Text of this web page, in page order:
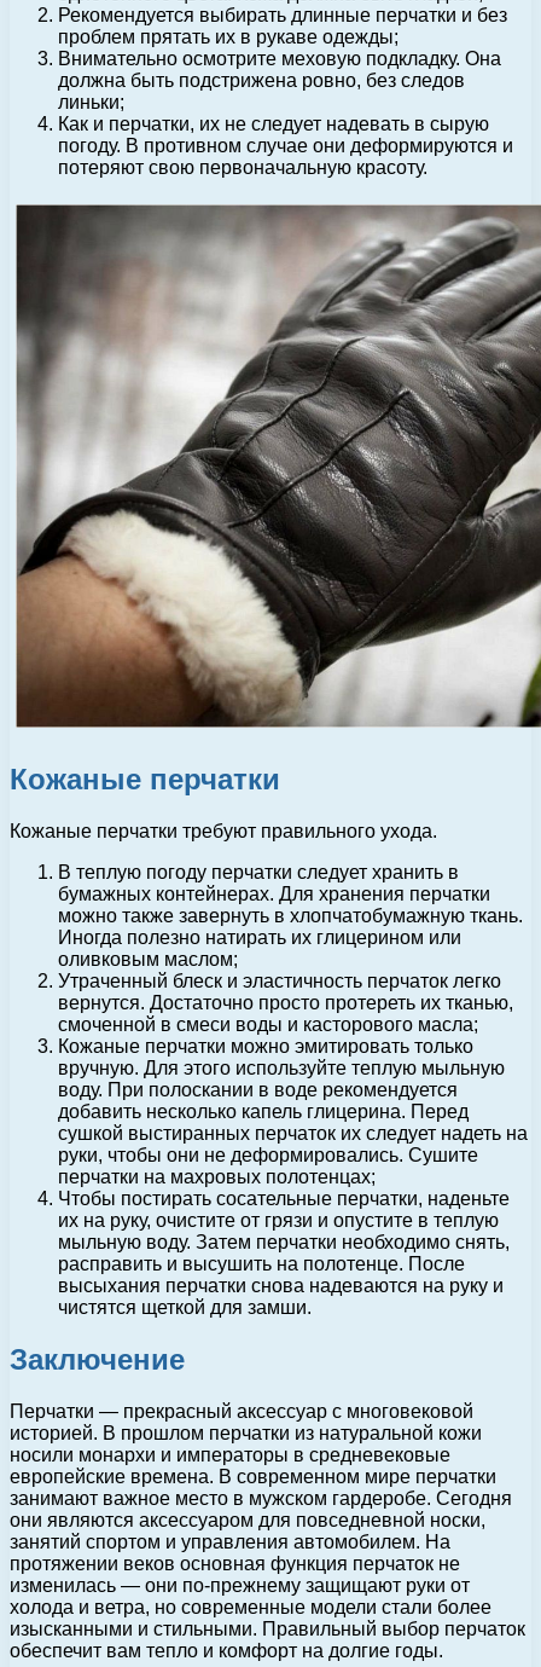
Рекомендуется выбирать длинные перчатки и без
проблем прятать их в рукаве одежды;
Внимательно осмотрите меховую подкладку. Она
должна быть подстрижена ровно, без следов
линьки;
Как и перчатки, их не следует надевать в сырую
погоду. В противном случае они деформируются и
потеряют свою первоначальную красоту.
Кожаные перчатки
Кожаные перчатки требуют правильного ухода.
В теплую погоду перчатки следует хранить в
бумажных контейнерах. Для хранения перчатки
можно также завернуть в хлопчатобумажную ткань.
Иногда полезно натирать их глицерином или
оливковым маслом;
Утраченный блеск и эластичность перчаток легко
вернутся. Достаточно просто протереть их тканью,
смоченной в смеси воды и касторового масла;
Кожаные перчатки можно эмитировать только
вручную. Для этого используйте теплую мыльную
воду. При полоскании в воде рекомендуется
добавить несколько капель глицерина. Перед
сушкой выстиранных перчаток их следует надеть на
руки, чтобы они не деформировались. Сушите
перчатки на махровых полотенцах;
Чтобы постирать сосательные перчатки, наденьте
их на руку, очистите от грязи и опустите в теплую
мыльную воду. Затем перчатки необходимо снять,
расправить и высушить на полотенце. После
высыхания перчатки снова надеваются на руку и
чистятся щеткой для замши.
Заключение
Перчатки — прекрасный аксессуар с многовековой
историей. В прошлом перчатки из натуральной кожи
носили монархи и императоры в средневековые
европейские времена. В современном мире перчатки
занимают важное место в мужском гардеробе. Сегодня
они являются аксессуаром для повседневной носки,
занятий спортом и управления автомобилем. На
протяжении веков основная функция перчаток не
изменилась — они по-прежнему защищают руки от
холода и ветра, но современные модели стали более
изысканными и стильными. Правильный выбор перчаток
обеспечит вам тепло и комфорт на долгие годы.